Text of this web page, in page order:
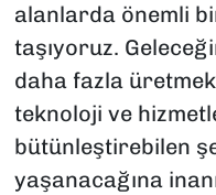
alanlarda önemli
taşıyoruz.
daha fazla
teknoloji ve
bütünleştirebilen
yaşanacağına